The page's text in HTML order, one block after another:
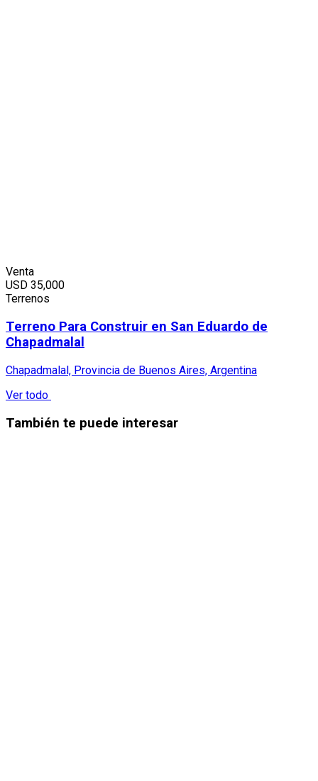
Venta
USD 35,000
Terrenos
Terreno Para Construir en San Eduardo de
Chapadmalal
Chapadmalal, Provincia de Buenos Aires, Argentina
Ver todo
También te puede interesar